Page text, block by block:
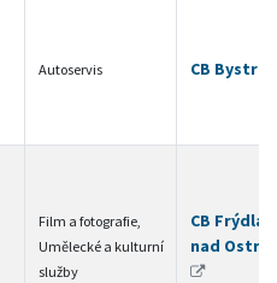
Autoservis CB Bystré
Film a fotografie,
Umělecké a kulturní
služby
CB
nad